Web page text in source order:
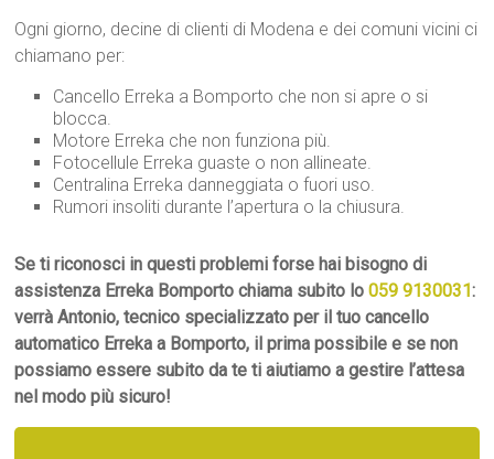
Ogni giorno, decine di clienti di Modena e dei comuni vicini ci
chiamano per:
Cancello Erreka a Bomporto che non si apre o si
blocca.
Motore Erreka che non funziona più.
Fotocellule Erreka guaste o non allineate.
Centralina Erreka danneggiata o fuori uso.
Rumori insoliti durante l’apertura o la chiusura.
Se ti riconosci in questi problemi forse hai bisogno di
assistenza Erreka Bomporto chiama subito lo059 9130031:
verrà Antonio, tecnico specializzato per il tuo cancello
automatico Erreka a Bomporto, il prima possibile e se non
possiamo essere subito da te ti aiutiamo a gestire l’attesa
nel modo più sicuro!